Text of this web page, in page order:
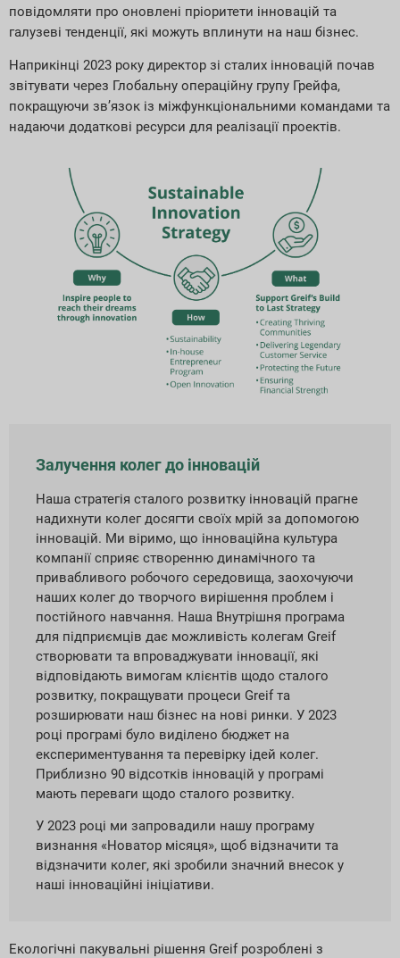
повідомляти про оновлені пріоритети інновацій та
галузеві тенденції, які можуть вплинути на наш бізнес.
Наприкінці 2023 року директор зі сталих інновацій почав
звітувати через Глобальну операційну групу Грейфа,
покращуючи зв’язок із міжфункціональними командами та
надаючи додаткові ресурси для реалізації проектів.
Залучення колег до інновацій
Наша стратегія сталого розвитку інновацій прагне
надихнути колег досягти своїх мрій за допомогою
інновацій. Ми віримо, що інноваційна культура
компанії сприяє створенню динамічного та
привабливого робочого середовища, заохочуючи
наших колег до творчого вирішення проблем і
постійного навчання. Наша Внутрішня програма
для підприємців дає можливість колегам Greif
створювати та впроваджувати інновації, які
відповідають вимогам клієнтів щодо сталого
розвитку, покращувати процеси Greif та
розширювати наш бізнес на нові ринки. У 2023
році програмі було виділено бюджет на
експериментування та перевірку ідей колег.
Приблизно 90 відсотків інновацій у програмі
мають переваги щодо сталого розвитку.
У 2023 році ми запровадили нашу програму
визнання «Новатор місяця», щоб відзначити та
відзначити колег, які зробили значний внесок у
наші інноваційні ініціативи.
Екологічні пакувальні рішення Greif розроблені з